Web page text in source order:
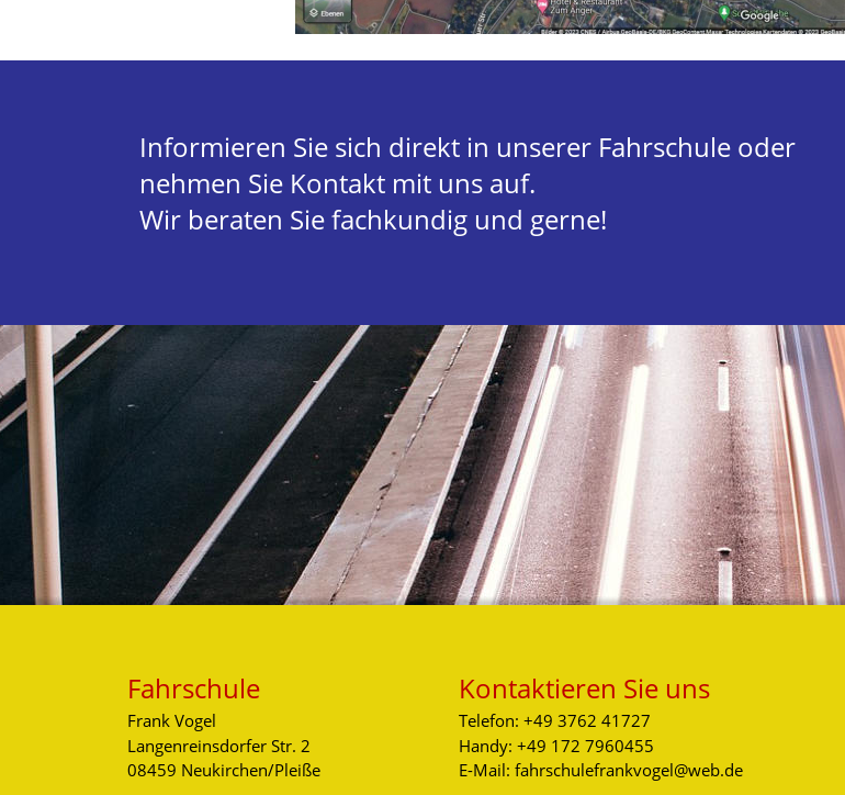
Fahrschule
Frank Vogel
Langenreinsdorfer Str. 2
08459 Neukirchen/Pleiße
Kontaktieren Sie uns
Telefon: +49 3762 41727
Handy: +49 172 7960455
E-Mail: fahrschulefrankvogel@web.de
Informieren Sie sich direkt in unserer Fahrschule oder
nehmen Sie Kontakt mit uns auf.
Wir beraten Sie fachkundig und gerne!